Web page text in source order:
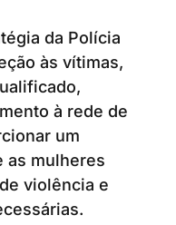
da Polícia
às vítimas,
à rede de
um
as mulheres
violência e